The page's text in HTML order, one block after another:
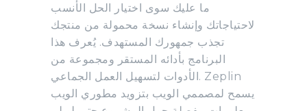
ما عليك سوى اختيار الحل الأنسب
لاحتياجاتك وإنشاء نسخة محمولة من منتجك
تجذب جمهورك المستهدف. يُعرف هذا
البرنامج بأدائه المستقر ومجموعة من
الأدوات لتسهيل العمل الجماعي. Zeplin
يسمح لمصممي الويب بتزويد مطوري الويب